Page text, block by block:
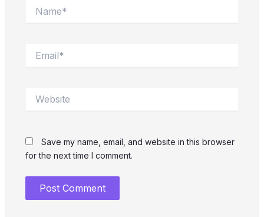
Save my name, email, and website in this browser
for the next time I comment.